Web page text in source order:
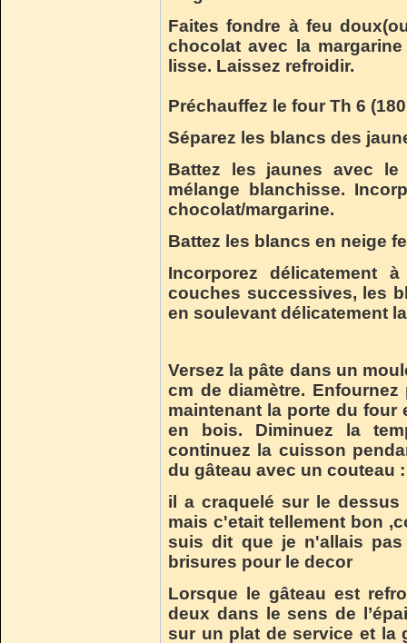
Faites fondre à feu
chocolat avec la
lisse. Laissez refroidir.
Préchauffez le four Th 6 (180
Séparez les blancs des
Battez les jaunes avec
mélange blanchisse.
chocolat/margarine.
Battez les blancs en neige
Incorporez délicatement
couches successives, les
en soulevant délicatement
Versez la pâte dans un
cm de diamètre.
maintenant la porte du four
en bois. Diminuez la
continuez la cuisson
du gâteau avec un couteau
il a craquelé sur le
mais c'etait tellement bon
suis dit que je n'allais
brisures pour le decor
Lorsque le gâteau est
deux dans le sens de
sur un plat de service et la